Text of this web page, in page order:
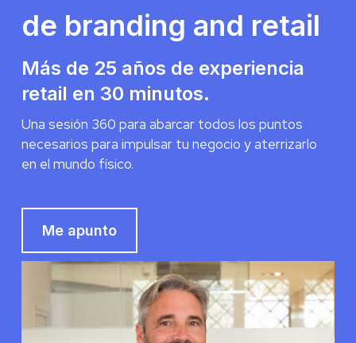
de branding and retail
Más de 25 años de experiencia
retail en 30 minutos.
Una sesión 360 para abarcar todos los puntos
necesarios para impulsar tu negocio y aterrizarlo
en el mundo físico.
Me apunto